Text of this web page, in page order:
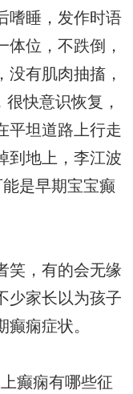
嗜睡，发作时语
体位，不跌倒，
没有肌肉抽搐，
快意识恢复，
平坦道路上行走
到地上， 李江波
是早期宝宝癫
笑，有的会无缘
少家长以为孩子
痫症状。
癫痫有哪些征